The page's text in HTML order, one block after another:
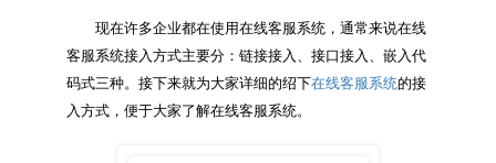
现在许多企业都在使用在线客服系统，通常来说在线
客服系统接入方式主要分：链接接入、接口接入、嵌入代
码式三种。接下来就为大家详细的绍下在线客服系统的接